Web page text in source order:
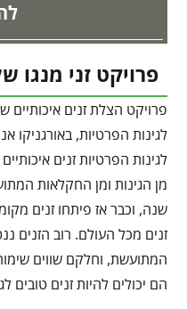
פרויקט זני מנגו
פרויקט הצלת זנים איכותיים
לגינות הפרטיות, באורגניקו
לגינות הפרטיות זנים
שנה, וכבר אז פיתחו זנים
זנים מכל העולם. רוב הזנים
המתועשת, וחלקם שווים
הם יכולים להיות זנים טובים